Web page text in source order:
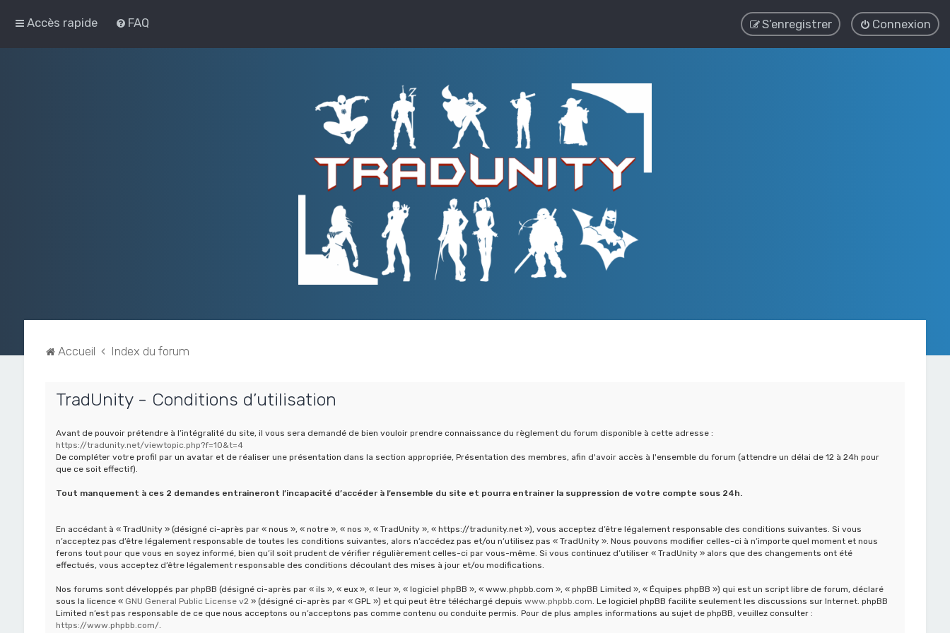
Accès rapide FAQ Connexion
S’enregistrer
Accueil Index du forum
TradUnity - Conditions d’utilisation
Avant de pouvoir prétendre à l’intégralité du site, il vous sera demandé de bien vouloir prendre connaissance du règlement du forum disponible à cette adresse :
https://tradunity.net/viewtopic.php?f=10&t=4
De compléter votre profil par un avatar et de réaliser une présentation dans la section appropriée, Présentation des membres, afin d'avoir accès à l'ensemble du forum (attendre un délai de 12 à 24h pour
que ce soit effectif).
Tout manquement à ces 2 demandes entraineront l’incapacité d’accéder à l’ensemble du site et pourra entrainer la suppression de votre compte sous 24h.
En accédant à « TradUnity » (désigné ci-après par « nous », « notre », « nos », « TradUnity », « https://tradunity.net »), vous acceptez d’être légalement responsable des conditions suivantes. Si vous
n’acceptez pas d’être légalement responsable de toutes les conditions suivantes, alors n’accédez pas et/ou n’utilisez pas « TradUnity ». Nous pouvons modifier celles-ci à n’importe quel moment et nous
ferons tout pour que vous en soyez informé, bien qu’il soit prudent de vérifier régulièrement celles-ci par vous-même. Si vous continuez d’utiliser « TradUnity » alors que des changements ont été
effectués, vous acceptez d’être légalement responsable des conditions découlant des mises à jour et/ou modifications.
Nos forums sont développés par phpBB (désigné ci-après par « ils », « eux », « leur », « logiciel phpBB », « www.phpbb.com », « phpBB Limited », « Équipes phpBB ») qui est un script libre de forum, déclaré
sous la licence « GNU General Public License v2» (désigné ci-après par « GPL ») et qui peut être téléchargé depuis www.phpbb.com. Le logiciel phpBB facilite seulement les discussions sur Internet. phpBB
Limited n’est pas responsable de ce que nous acceptons ou n’acceptons pas comme contenu ou conduite permis. Pour de plus amples informations au sujet de phpBB, veuillez consulter :
https://www.phpbb.com/.